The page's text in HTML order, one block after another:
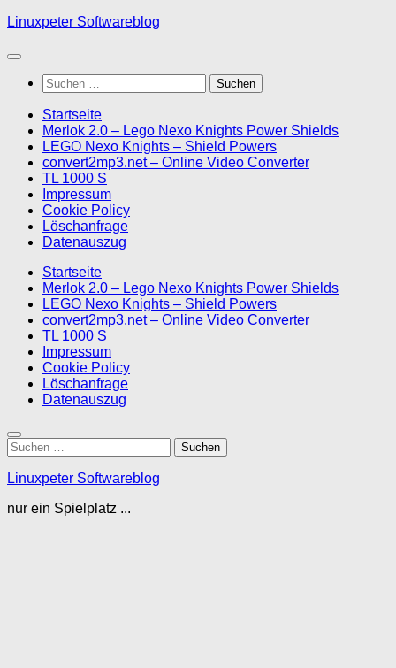
Skip
content
Linuxpeter Softwareblog
Suchen
nach:
Startseite
Merlok 2.0 – Lego Nexo Knights Power Shields
LEGO Nexo Knights – Shield Powers
convert2mp3.net – Online Video Converter
TL 1000 S
Impressum
Cookie Policy
Löschanfrage
Datenauszug
Startseite
Merlok 2.0 – Lego Nexo Knights Power Shields
LEGO Nexo Knights – Shield Powers
convert2mp3.net – Online Video Converter
TL 1000 S
Impressum
Cookie Policy
Löschanfrage
Datenauszug
Suchen
nach:
Linuxpeter Softwareblog
nur ein Spielplatz ...